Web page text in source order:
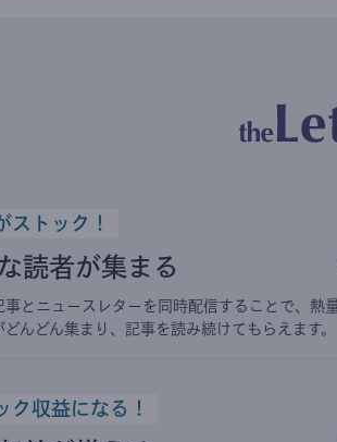
ストック！
読者が集まる
事とニュースレターを同時配信することで、熱
どんどん集まり、記事を読み続けてもらえます。
ク収益になる！